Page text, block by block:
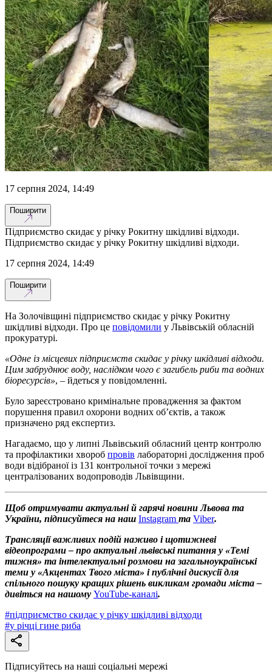
17 серпня 2024, 14:49
Поширити
Підприємство скидає у річку Рокитну шкідливі відходи.
Підприємство скидає у річку Рокитну шкідливі відходи.
17 серпня 2024, 14:49
Поширити
На Золочівщині підприємство скидає у річку Рокитну
шкідливі відходи. Про це повідомили у Львівській обласній
прокуратурі.
«Одне із місцевих підприємств скидає у річку шкідливі відходи.
Цим забруднює воду, наслідком чого є загибель риби та водних
біоресурсів», – йдеться у повідомленні.
Було зареєстровано кримінальне провадження за фактом
порушення правил охорони водних об’єктів, а також
призначено ряд експертиз.
Нагадаємо, що у липні Львівський обласний центр контролю
та профілактики хвороб провів лабораторні дослідження проб
води відібраної із 131 контрольної точки з мережі
централізованих водопроводів Львівщини.
Щоб отримувати актуальні й гарячі новини Львова та
України, підписуйтеся на наш Instagram та Viber.
Трансляції важливих подій наживо і щотижневі
відеопрограми – про актуальні львівські питання у «Темі
тижня» та інтелектуальні розмови на загальноукраїнські
теми у «Акцентах Твого міста» і публічні дискусії для
спільного пошуку кращих рішень викликам громади міста –
дивіться на нашому YouTube-каналі.
#підприємство скидає у річку шкідливі відходи
#у річці гине риба
Підписуйтесь на наші соціальні мережі